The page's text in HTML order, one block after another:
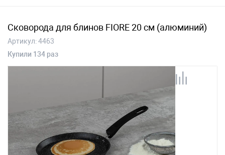
Сковорода для блинов FIORE 20 см (алюминий)
Артикул:4463
Купили 134 раз